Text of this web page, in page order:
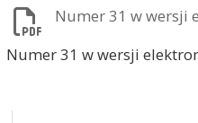
Numer 31 w wersji
Numer 31 w wersji